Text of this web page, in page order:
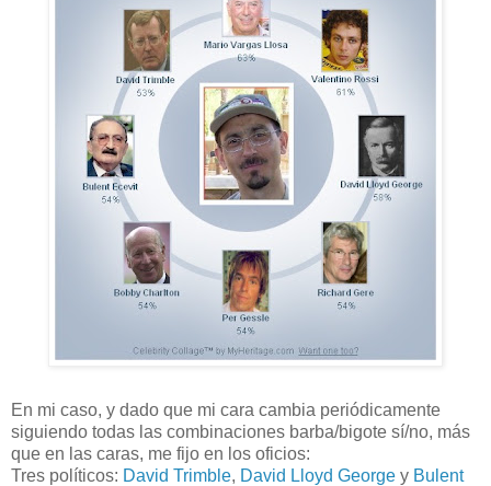
En mi caso, y dado que mi cara cambia periódicamente
siguiendo todas las combinaciones barba/bigote sí/no, más
que en las caras, me fijo en los oficios:
Tres políticos: David Trimble, David Lloyd George y Bulent